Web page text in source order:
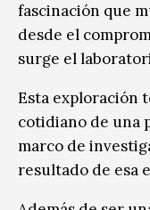
fascinación que
desde el
surge el
Esta exploración
cotidiano de una
marco de
resultado de esa